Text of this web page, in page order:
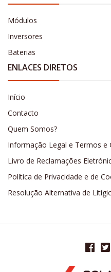
Módulos
Inversores
Baterias
ENLACES DIRETOS
Início
Contacto
Quem Somos?
Informação Legal e Termos e
Livro de Reclamações
Política de Privacidade e de
Resolução Alternativa de